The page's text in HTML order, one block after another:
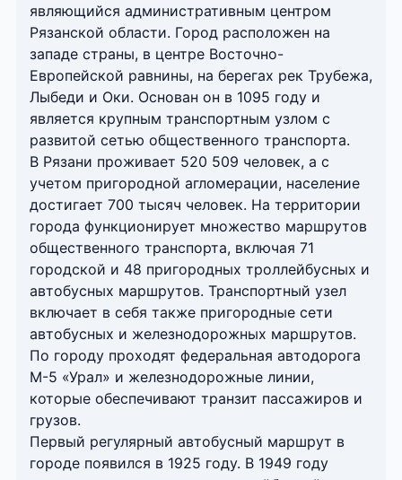
являющийся административным центром
Рязанской области. Город расположен на
западе страны, в центре Восточно-
Европейской равнины, на берегах рек Трубежа,
Лыбеди и Оки. Основан он в 1095 году и
является крупным транспортным узлом с
развитой сетью общественного транспорта.
В Рязани проживает 520 509 человек, а с
учетом пригородной агломерации, население
достигает 700 тысяч человек. На территории
города функционирует множество маршрутов
общественного транспорта, включая 71
городской и 48 пригородных троллейбусных и
автобусных маршрутов. Транспортный узел
включает в себя также пригородные сети
автобусных и железнодорожных маршрутов.
По городу проходят федеральная автодорога
М-5 «Урал» и железнодорожные линии,
которые обеспечивают транзит пассажиров и
грузов.
Первый регулярный автобусный маршрут в
городе появился в 1925 году. В 1949 году